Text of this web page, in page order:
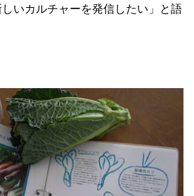
いカルチャーを発信したい」と語